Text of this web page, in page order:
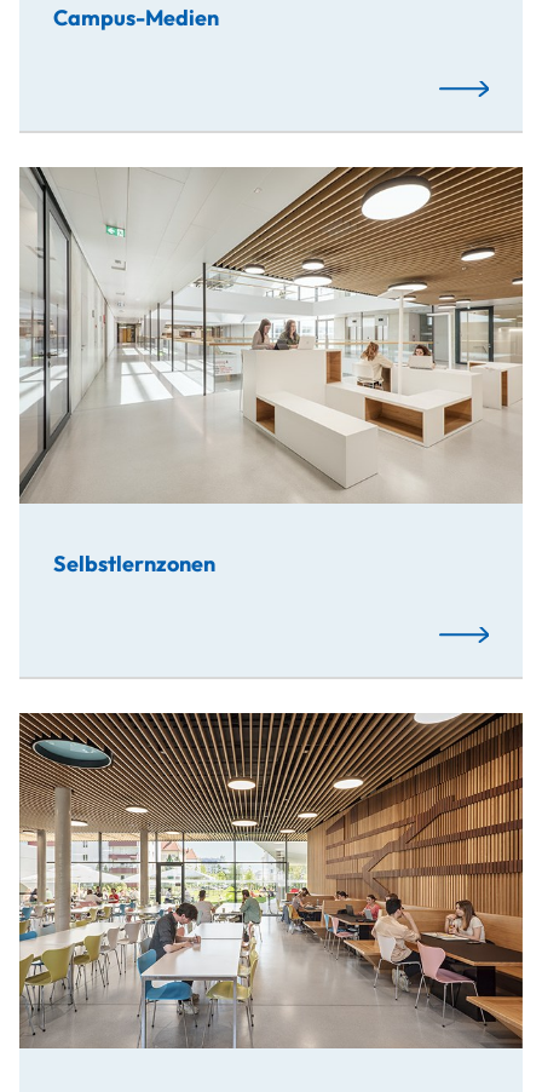
Campus-Medien
Mehr…
Selbstlernzonen
Mehr…